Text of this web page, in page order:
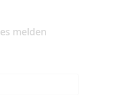
melden